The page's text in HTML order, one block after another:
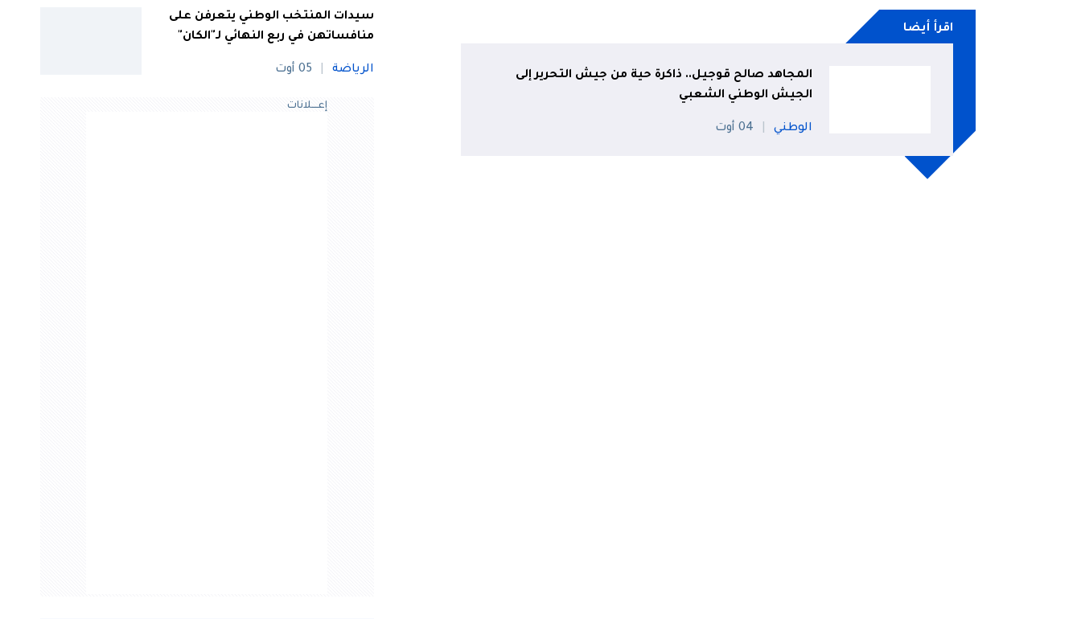
اقرأ أيضا
المجاهد صالح قوجيل.. ذاكرة حية من جيش التحرير إلى
الجيش الوطني الشعبي
الوطني 04 أوت
سيدات المنتخب الوطني يتعرفن على
منافساتهن في ربع النهائي لـ"الكان"
الرياضة 05 أوت
إعــــلانات